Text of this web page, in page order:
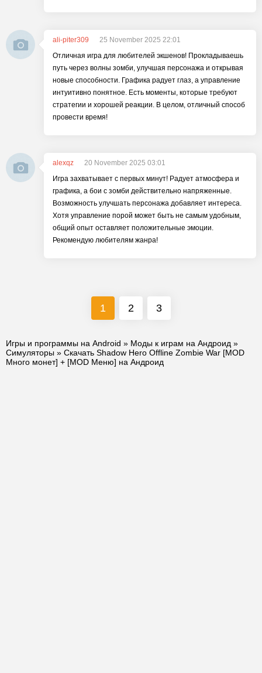
ali-piter309
25 November 2025 22:01
Отличная игра для любителей экшенов! Прокладываешь
путь через волны зомби, улучшая персонажа и открывая
новые способности. Графика радует глаз, а управление
интуитивно понятное. Есть моменты, которые требуют
стратегии и хорошей реакции. В целом, отличный способ
провести время!
alexqz
20 November 2025 03:01
Игра захватывает с первых минут! Радует атмосфера и
графика, а бои с зомби действительно напряженные.
Возможность улучшать персонажа добавляет интереса.
Хотя управление порой может быть не самым удобным,
общий опыт оставляет положительные эмоции.
Рекомендую любителям жанра!
1 2 3
Игры и программы на Android » Моды к играм на Андроид »
Симуляторы » Скачать Shadow Hero Offline Zombie War [MOD
Много монет] + [MOD Меню] на Андроид